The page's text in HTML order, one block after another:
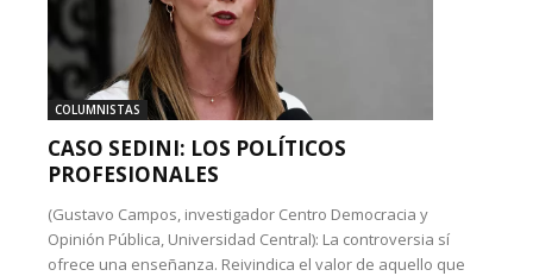
COLUMNISTAS
CASO SEDINI: LOS POLÍTICOS
PROFESIONALES
(Gustavo Campos, investigador Centro Democracia y
Opinión Pública, Universidad Central): La controversia sí
ofrece una enseñanza. Reivindica el valor de aquello que